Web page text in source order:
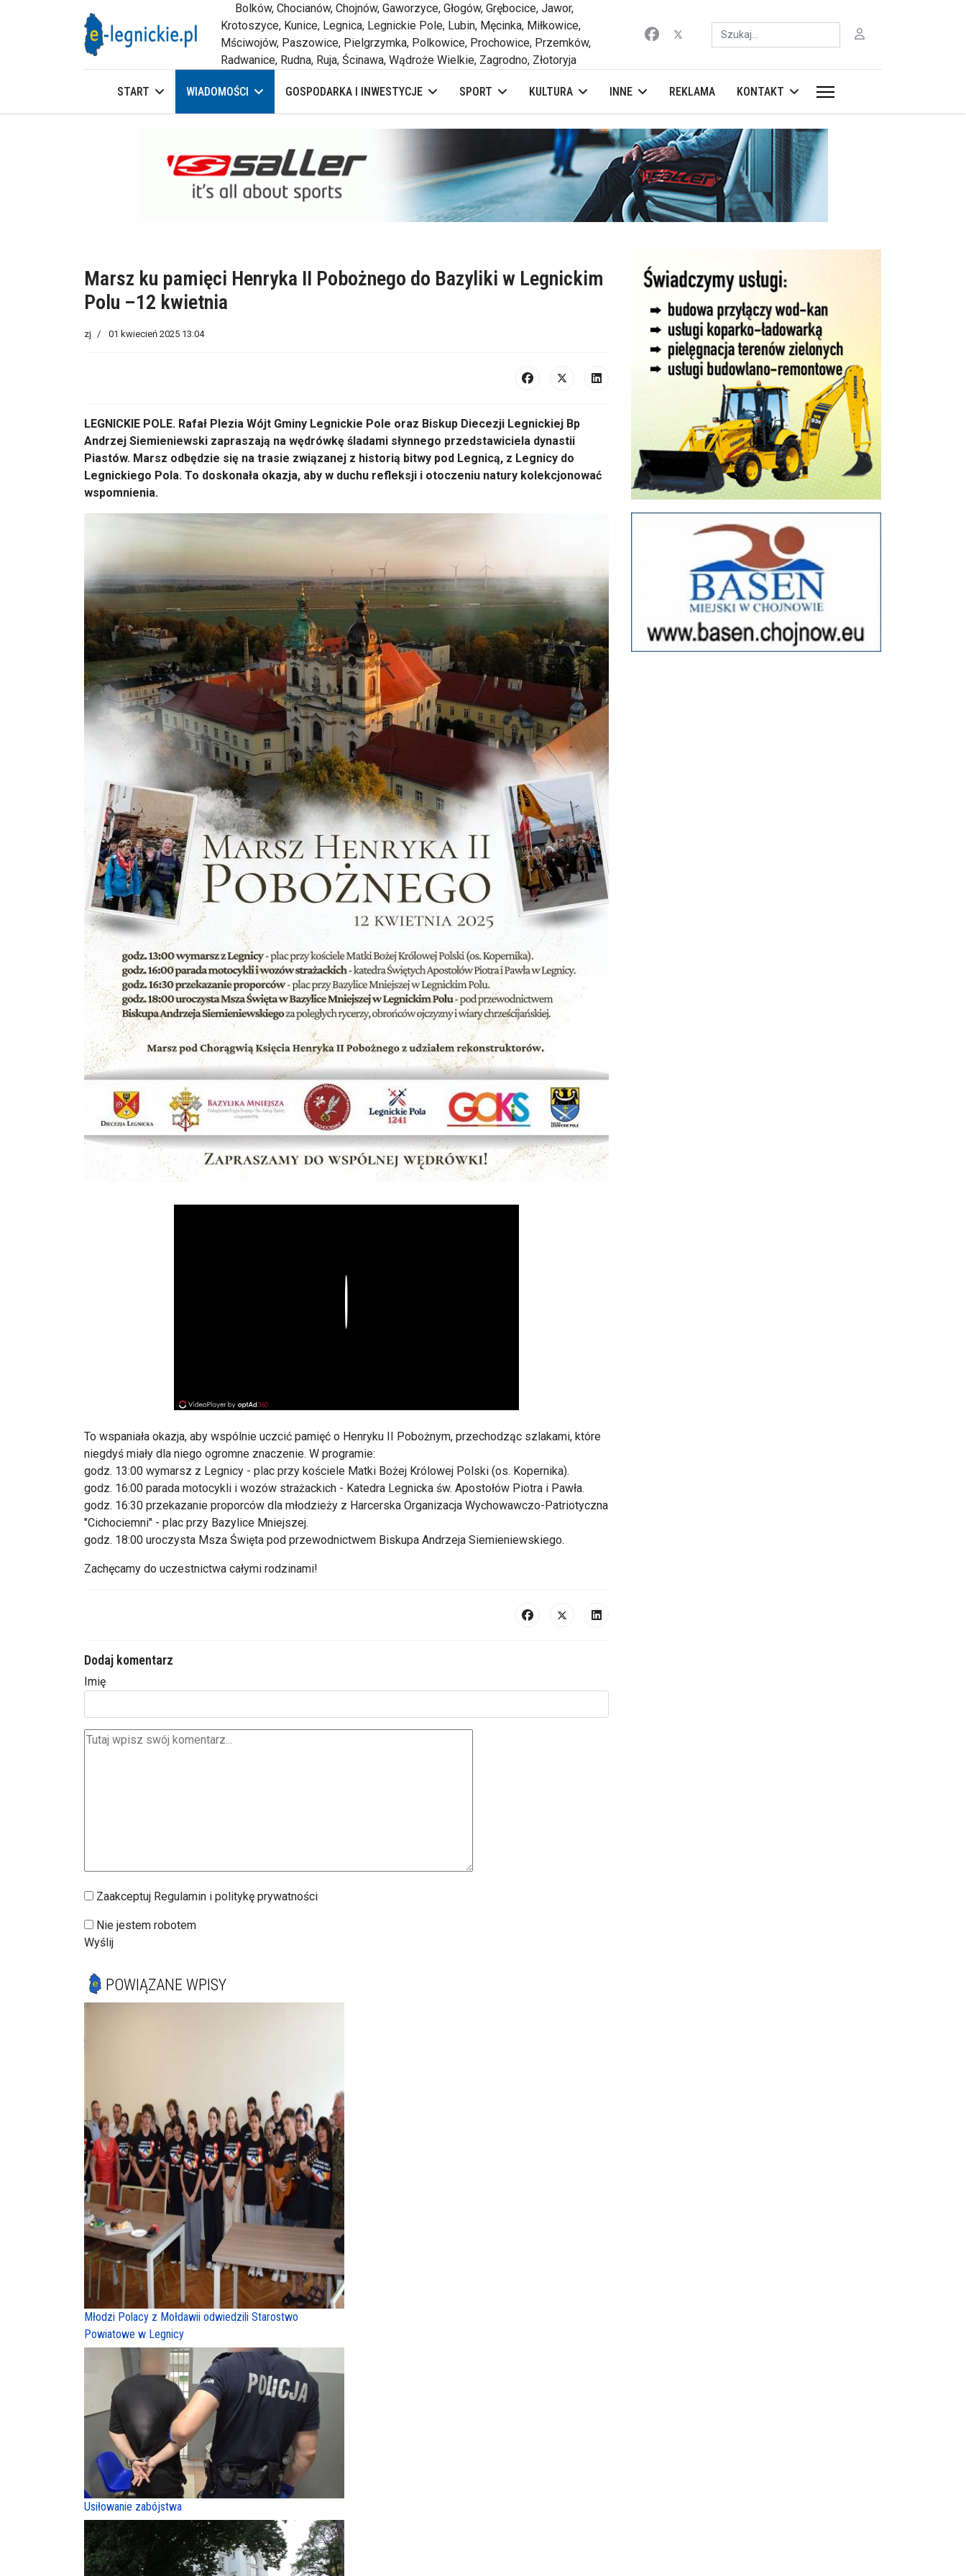
Bolków, Chocianów, Chojnów, Gaworzyce, Głogów, Grębocice, Jawor,
Krotoszyce, Kunice, Legnica, Legnickie Pole, Lubin, Męcinka, Miłkowice,
Mściwojów, Paszowice, Pielgrzymka, Polkowice, Prochowice, Przemków,
Radwanice, Rudna, Ruja, Ścinawa, Wądroże Wielkie, Zagrodno, Złotoryja
Szukaj
START WIADOMOŚCI GOSPODARKA I INWESTYCJE SPORT KULTURA INNE REKLAMA KONTAKT
Marsz ku pamięci Henryka II Pobożnego do Bazyliki w Legnickim
Polu –12 kwietnia
zj 01 kwiecień 2025 13:04
LEGNICKIE POLE. Rafał Plezia Wójt Gminy Legnickie Pole oraz Biskup Diecezji Legnickiej Bp
Andrzej Siemieniewski zapraszają na wędrówkę śladami słynnego przedstawiciela dynastii
Piastów. Marsz odbędzie się na trasie związanej z historią bitwy pod Legnicą, z Legnicy do
Legnickiego Pola. To doskonała okazja, aby w duchu refleksji i otoczeniu natury kolekcjonować
wspomnienia.
To wspaniała okazja, aby wspólnie uczcić pamięć o Henryku II Pobożnym, przechodząc szlakami, które
niegdyś miały dla niego ogromne znaczenie. W programie:
godz. 13:00 wymarsz z Legnicy - plac przy kościele Matki Bożej Królowej Polski (os. Kopernika).
godz. 16:00 parada motocykli i wozów strażackich - Katedra Legnicka św. Apostołów Piotra i Pawła.
godz. 16:30 przekazanie proporców dla młodzieży z Harcerska Organizacja Wychowawczo-Patriotyczna
"Cichociemni" - plac przy Bazylice Mniejszej.
godz. 18:00 uroczysta Msza Święta pod przewodnictwem Biskupa Andrzeja Siemieniewskiego.
Zachęcamy do uczestnictwa całymi rodzinami!
Dodaj komentarz
Imię
Zaakceptuj Regulamin i politykę prywatności
Nie jestem robotem
Wyślij
POWIĄZANE WPISY
Młodzi Polacy z Mołdawii odwiedzili Starostwo
Powiatowe w Legnicy
Usiłowanie zabójstwa